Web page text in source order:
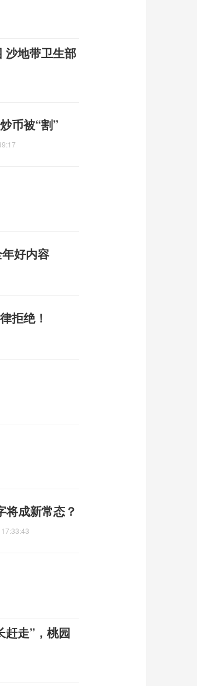
沙地带卫生部
币被“割”
好内容
拒绝！
将成新常态？
赶走”，桃园